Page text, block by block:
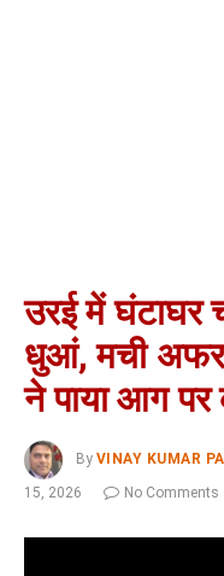
उरई में घंटाघर
धुआं, मची
ने पाया आग पर
By VINAY KUMAR
15, 2026
No Comments